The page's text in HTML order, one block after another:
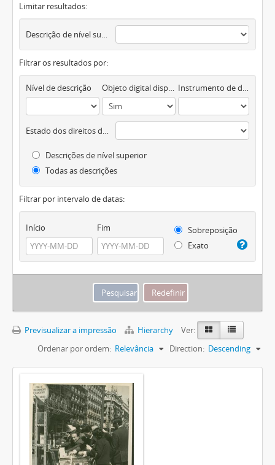
Limitar resultados:
Descrição de nível superior
Filtrar os resultados por:
Nível de descrição Objeto digital disponível Instrumento de descrição documental
Estado dos direitos de autor
Descrições de nível superior
Todas as descrições
Filtrar por intervalo de datas:
Início Fim
Sobreposição
Exato
Previsualizar a impressão Hierarchy
Ver:
Ordenar por ordem: Relevância Direction: Descending